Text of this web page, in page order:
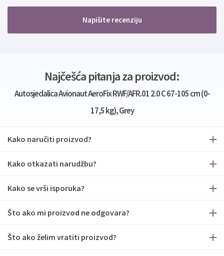
Napišite recenziju
Najčešća pitanja za proizvod:
Autosjedalica Avionaut AeroFix RWF/AFR.01 2.0 C 67-105 cm (0-
17,5 kg), Grey
Kako naručiti proizvod?
Kako otkazati narudžbu?
Kako se vrši isporuka?
Što ako mi proizvod ne odgovara?
Što ako želim vratiti proizvod?